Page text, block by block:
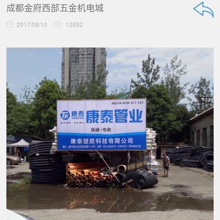
成都金府西部五金机电城
2017/08/10 12852